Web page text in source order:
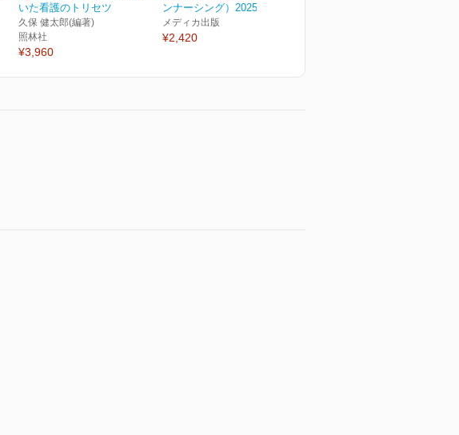
いた看護のトリセツ
久保 健太郎(編著)
照林社
¥3,960
ンナーシング）2025年3号
メディカ出版
¥2,420